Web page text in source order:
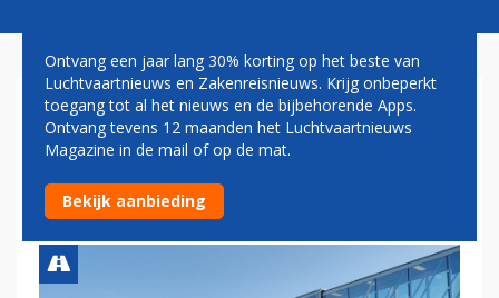
BRUSSELS AIRPORT ZET
STIJGENDE LIJN IN 2024
VOORT
Ontvang een jaar lang 30% korting op het beste van
Luchtvaartnieuws en Zakenreisnieuws. Krijg onbeperkt
toegang tot al het nieuws en de bijbehorende Apps.
Ontvang tevens 12 maanden het Luchtvaartnieuws
Magazine in de mail of op de mat.
Bekijk aanbieding